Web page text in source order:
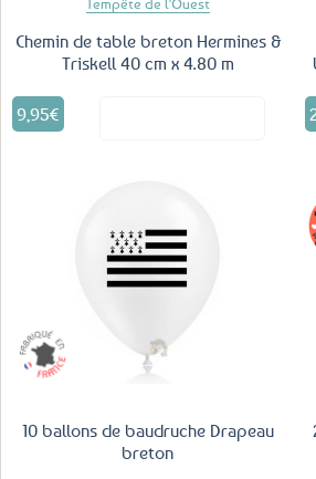
Chemin de table breton Hermines &
Triskell 40 cm x 4.80 m
9,95€
10 ballons de baudruche Drapeau
breton